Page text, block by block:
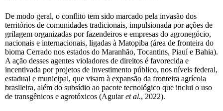
De modo geral, o conflito tem sido marcado pela invasão dos
territórios de comunidades tradicionais, impulsionada por ações de
grilagem organizadas por fazendeiros e empresas do agronegócio,
nacionais e internacionais, ligadas à Matopiba (área de fronteira do
bioma Cerrado nos estados do Maranhão, Tocantins, Piauí e Bahia).
A ação desses agentes violadores de direitos é favorecida e
incentivada por projetos de investimento público, nos níveis federal,
estadual e municipal, que visam à expansão da fronteira agrícola
brasileira, além do subsídio ao pacote tecnológico que inclui o uso
de transgênicos e agrotóxicos (Aguiaret al., 2022).